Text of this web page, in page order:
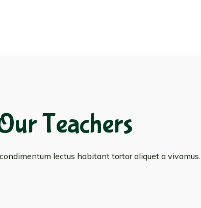
Teachers
lectus habitant tortor aliquet a vivamus.